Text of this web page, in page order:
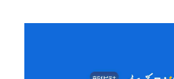
der chinesischen Fertigung hervor.